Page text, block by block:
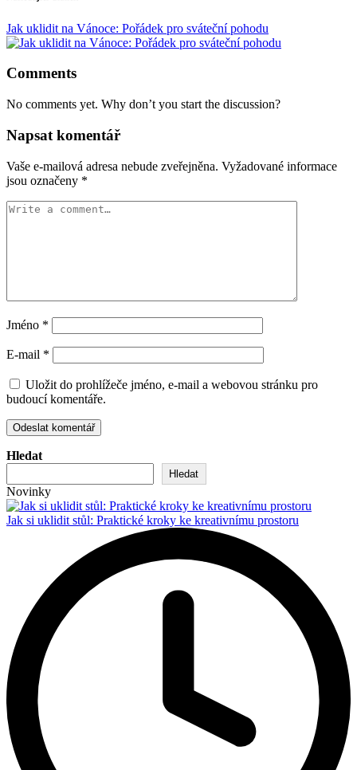
Jak uklidit na Vánoce: Pořádek pro sváteční pohodu
Comments
No comments yet. Why don’t you start the discussion?
Napsat komentář
Vaše e-mailová adresa nebude zveřejněna. Vyžadované informace
jsou označeny *
Jméno *
E-mail *
Uložit do prohlížeče jméno, e-mail a webovou stránku pro
budoucí komentáře.
Hledat
Hledat
Novinky
Jak si uklidit stůl: Praktické kroky ke kreativnímu prostoru